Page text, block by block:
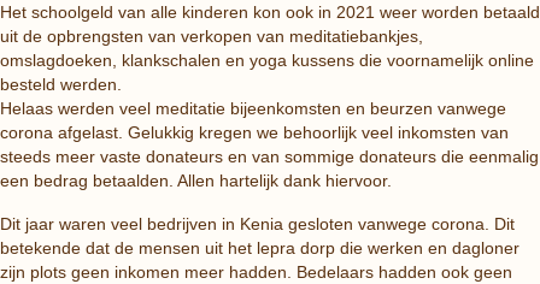
Het schoolgeld van alle kinderen kon ook in 2021 weer worden betaald
uit de opbrengsten van verkopen van meditatiebankjes,
omslagdoeken, klankschalen en yoga kussens die voornamelijk online
besteld werden.
Helaas werden veel meditatie bijeenkomsten en beurzen vanwege
corona afgelast. Gelukkig kregen we behoorlijk veel inkomsten van
steeds meer vaste donateurs en van sommige donateurs die eenmalig
een bedrag betaalden. Allen hartelijk dank hiervoor.
Dit jaar waren veel bedrijven in Kenia gesloten vanwege corona. Dit
betekende dat de mensen uit het lepra dorp die werken en dagloner
zijn plots geen inkomen meer hadden. Bedelaars hadden ook geen